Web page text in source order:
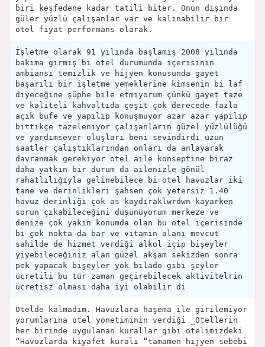
biri keşfedene kadar tatili biter. Onun dışında
güler yüzlü çalışanlar var ve kalınabilir bir
otel fiyat performans olarak.
İşletme olarak 91 yılında başlamış 2008 yılında
bakıma girmiş bi otel durumunda içerisinin
ambiansı temizlik ve hijyen konusunda gayet
başarılı bir işletme yemeklerine kimsenin bi laf
diyeceğine şüphe bile etmiyorum çünkü gayet taze
ve kaliteli kahvaltıda çeşit çok derecede fazla
açık büfe ve yapılıp konuşmuyor azar azar yapılıp
bittikçe tazeleniyor çalışanların güzel yüzlülüğü
ve yardımsever oluşları beni sevindirdi uzun
saatler çalıştıklarından onları da anlayarak
davranmak gerekiyor otel aile konseptine biraz
daha yatkın bir durum da ailenizle gönül
rahatlılığıyla gelinebilece bi otel havuzlar iki
tane ve derinlikleri şahsen çok yetersiz 1.40
havuz derinliği çok as kaydıraklwrdwn kayarken
sorun çıkabileceğini düşünüyorum merkeze ve
denize çok yakın konumda olan bu otel içerisinde
bi çok nokta da bar ve vitamin alanı mevcut
sahilde de hizmet verdiği alkol içip bişeyler
yiyebileceğiniz alan güzel akşam sekizden sonra
pek yapacak bişeyler yok bilado gibi şeyler
ücretili bu tür zaman geçirebilecek aktivitelrin
ücretisz olması daha iyi olabilir di
Otelde kalmadım. Havuzlara haşema ile girilemiyor
yorumlarına otel yönetiminin verdiği _Otellerin
her birinde uygulanan kurallar gibi otelimizdeki
“Havuzlarda kıyafet kuralı “tamamen hijyen sebebi